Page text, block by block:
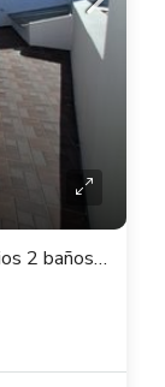
Casa de altos en venta de 2 dormitorios 2 baños y cochera en Atahualpa